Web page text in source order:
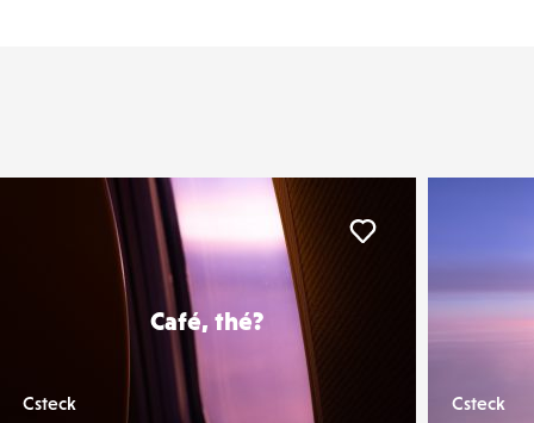
Café, thé?
Csteck Csteck